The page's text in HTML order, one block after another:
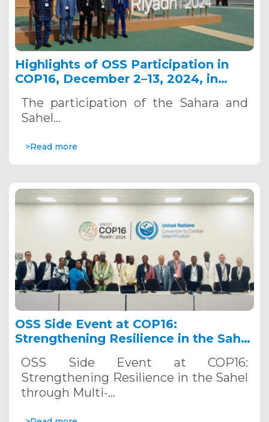
Highlights of OSS Participation in
COP16, December 2–13, 2024, in
The participation of the Sahara and
Sahel…
>Read more
OSS Side Event at COP16:
Strengthening Resilience in the Sahel
Systems. December 12, 2024
OSS Side Event at COP16:
Strengthening Resilience in the Sahel
through Multi-…